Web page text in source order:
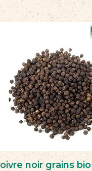
noir grains bio